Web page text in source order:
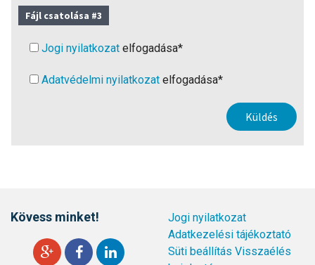
Fájl csatolása #3
Jogi nyilatkozat elfogadása*
Adatvédelmi nyilatkozat elfogadása*
Kövess minket!
Jogi nyilatkozat
Adatkezelési tájékoztató
Süti beállítás Visszaélés